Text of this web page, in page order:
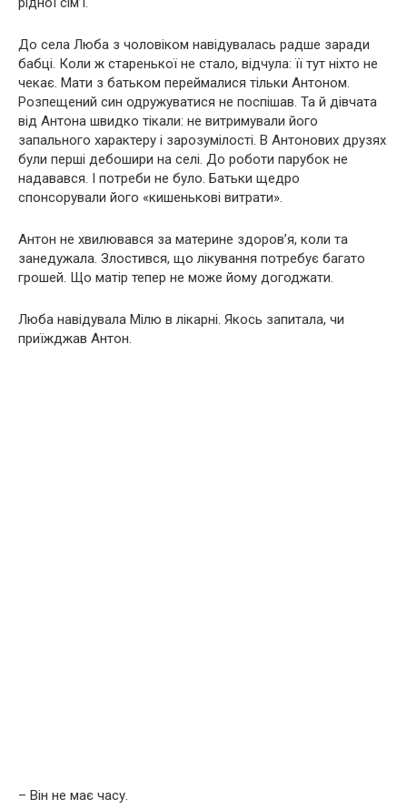
До села Люба з чоловіком навідувалась радше заради
бабці. Коли ж старенької не стало, відчула: її тут ніхто не
чекає. Мати з батьком переймалися тільки Антоном.
Розпещений син одружуватися не поспішав. Та й дівчата
від Антона швидко тікали: не витримували його
запального характеру і зарозумілості. В Антонових друзях
були перші дебошири на селі. До роботи парубок не
надавався. І потреби не було. Батьки щедро
спонсорували його «кишенькові витрати».
Антон не хвилювався за материне здоров’я, коли та
занедужала. Злостився, що лікування потребує багато
грошей. Що матір тепер не може йому догоджати.
Люба навідувала Мілю в лікарні. Якось запитала, чи
приїжджав Антон.
– Він не має часу.